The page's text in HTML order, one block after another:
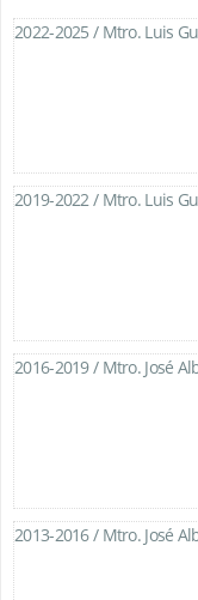
2022-2025 / Mtro. Luis
2019-2022 / Mtro. Luis
2016-2019 / Mtro. José
2013-2016 / Mtro. José